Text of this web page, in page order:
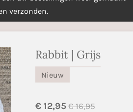
verzonden.
Rabbit | Grijs
Nieuw
€ 12,95 € 16,95